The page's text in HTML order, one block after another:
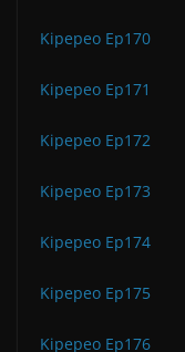
Kipepeo Ep170
Kipepeo Ep171
Kipepeo Ep172
Kipepeo Ep173
Kipepeo Ep174
Kipepeo Ep175
Kipepeo Ep176